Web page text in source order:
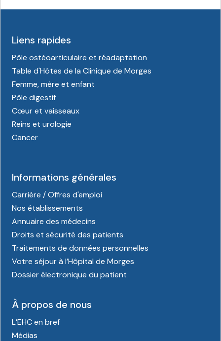
Liens rapides
Pôle ostéoarticulaire et réadaptation
Table d'Hôtes de la Clinique de Morges
Femme, mère et enfant
Pôle digestif
Cœur et vaisseaux
Reins et urologie
Cancer
Informations générales
Carrière / Offres d'emploi
Nos établissements
Annuaire des médecins
Droits et sécurité des patients
Traitements de données personnelles
Votre séjour à l’Hôpital de Morges
Dossier électronique du patient
À propos de nous
L’EHC en bref
Médias